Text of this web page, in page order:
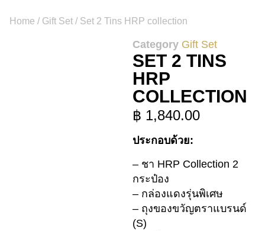
Home / Gift Set / Set 2 Tins HRP collection
Category Gift Set
SET 2 TINS
HRP
COLLECTION
฿ 1,840.00
ประกอบด้วย:
– ชา HRP Collection 2
กระป๋อง
– กล่องแดงรุ่นพิเศษ
– ถุงของขวัญตราแบรนด์
(S)